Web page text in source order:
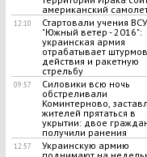
американский
12:10
Стартовали учения ВСУ
"Южный ветер - 2016":
украинская армия
отрабатывает
действия и ракетную
стрельбу
09:57
Силовики всю ночь
обстреливали
Коминтерново,
жителей прятаться в
укрытии: двое
получили ранения
12:57
Украинскую армию